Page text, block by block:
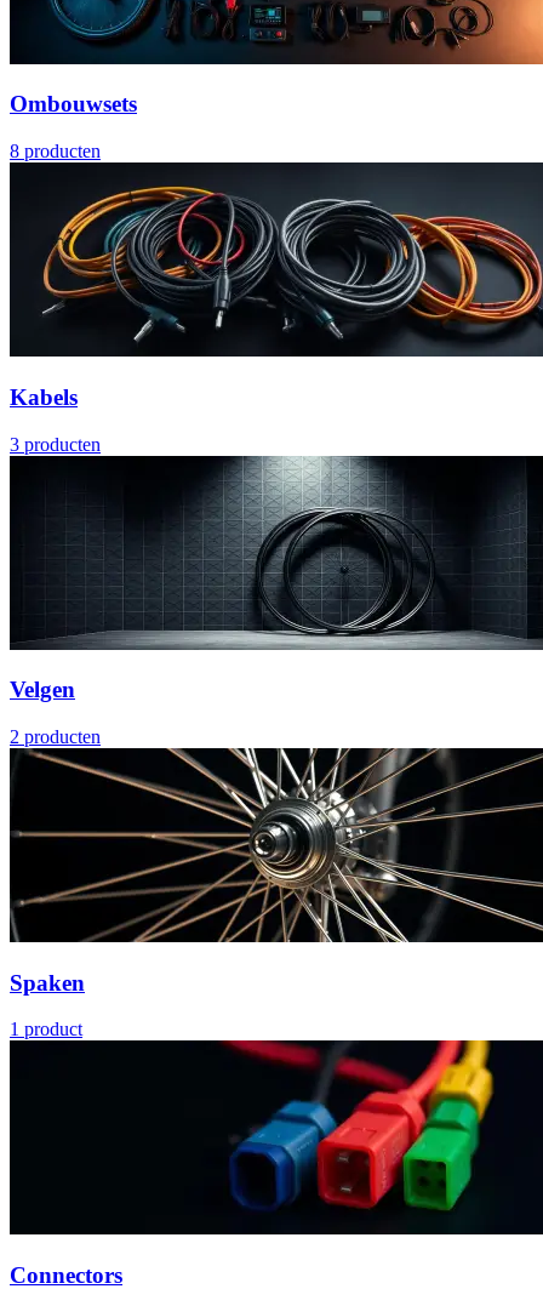
Ombouwsets
8 producten
Kabels
3 producten
Velgen
2 producten
Spaken
1 product
Connectors